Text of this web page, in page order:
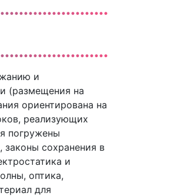
и
(размещения на
ориентирована на
реализующих
погружены
сохранения в
и
оптика,
для